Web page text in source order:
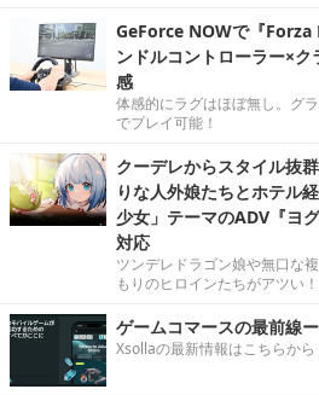
GeForce NOWで『
ンドルコントローラー×
感
体感的にラグはほぼ無し。グ
でプレイ可能！
クーデレからスタイル抜
りな人外娘たちとホテル
少女」テーマのADV『ヨ
対応
ツンデレドラゴン娘や無口な
もりのヒロインたちがアツい！
ゲームコマースの最前線
Xsollaの最新情報はこちらから